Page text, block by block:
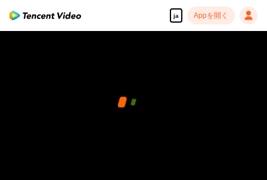
ja Appを開く